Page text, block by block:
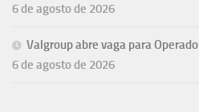
6 de agosto de 2026
Valgroup abre vaga para
6 de agosto de 2026